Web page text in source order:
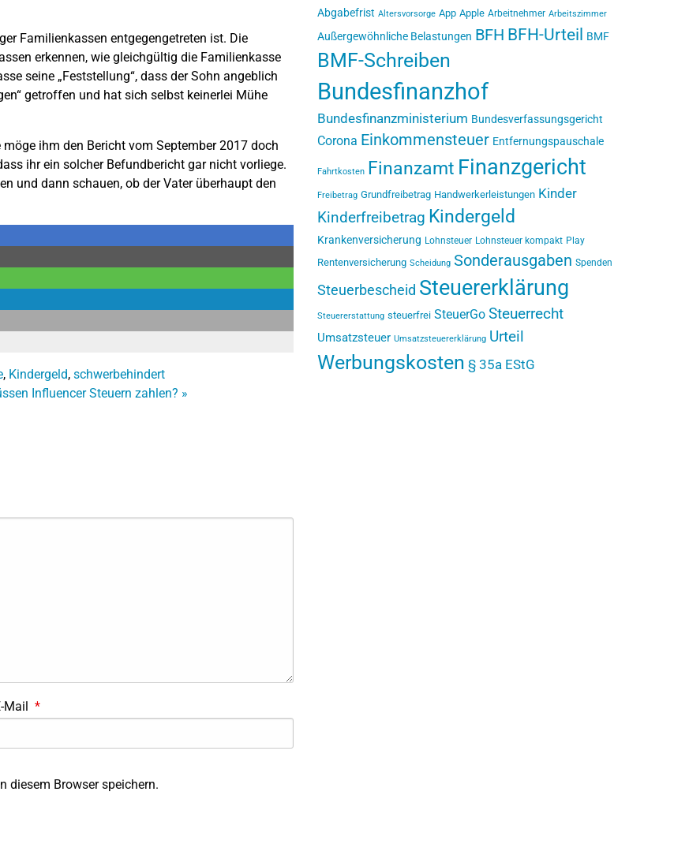
Familienkassen entgegengetreten ist. Die
erkennen, wie gleichgültig die Familienkasse
seine „Feststellung“, dass der Sohn angeblich
getroffen und hat sich selbst keinerlei Mühe
ihm den Bericht vom September 2017 doch
ihr ein solcher Befundbericht gar nicht vorliege.
und dann schauen, ob der Vater überhaupt den
, Kindergeld, schwerbehindert
Influencer Steuern zahlen? »
Mail *
diesem Browser speichern.
Abgabefrist Altersvorsorge App Apple Arbeitnehmer Arbeitszimmer
Außergewöhnliche Belastungen BFH BFH-Urteil BMF
BMF-Schreiben
Bundesfinanzhof
Bundesfinanzministerium Bundesverfassungsgericht
Corona Einkommensteuer Entfernungspauschale
Fahrtkosten Finanzamt Finanzgericht
Freibetrag Grundfreibetrag Handwerkerleistungen Kinder
Kinderfreibetrag Kindergeld
Krankenversicherung Lohnsteuer Lohnsteuer kompakt Play
Rentenversicherung Scheidung Sonderausgaben Spenden
Steuerbescheid Steuererklärung
Steuererstattung steuerfrei SteuerGo Steuerrecht
Umsatzsteuer Umsatzsteuererklärung Urteil
Werbungskosten § 35a EStG